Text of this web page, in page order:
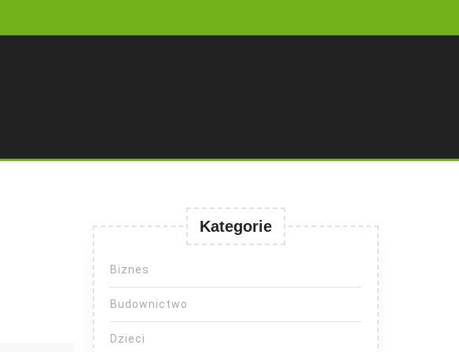
Kategorie
Biznes
Budownictwo
Dzieci